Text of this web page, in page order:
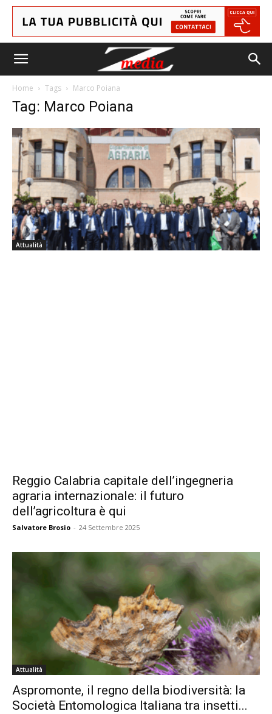
Home Tags Marco Poiana
Tag: Marco Poiana
Attualità
Reggio Calabria capitale dell’ingegneria
agraria internazionale: il futuro
dell’agricoltura è qui
Salvatore Brosio - 24 Settembre 2025
Attualità
Aspromonte, il regno della biodiversità: la
Società Entomologica Italiana tra insetti...